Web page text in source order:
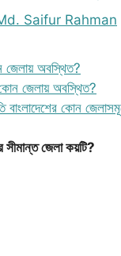
Saifur Rahman
জেলায় অবস্থিত?
জেলায় অবস্থিত?
বাংলাদেশের কোন
সীমান্ত জেলা কয়টি?